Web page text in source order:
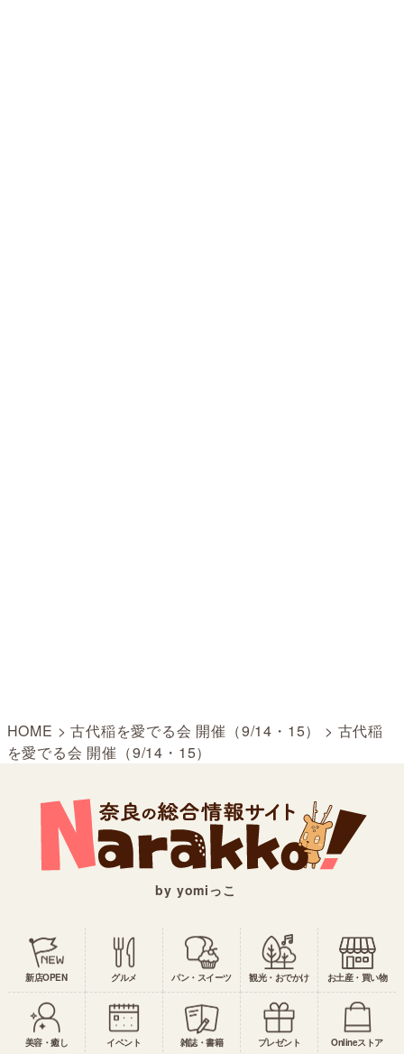
HOME >古代稲を愛でる会 開催（9/14・15） > 古代稲
を愛でる会 開催（9/14・15）
by yomiっこ
新店OPEN グルメ パン・スイーツ 観光・おでかけ お土産・買い物
美容・癒し イベント 雑誌・書籍 プレゼント Onlineストア